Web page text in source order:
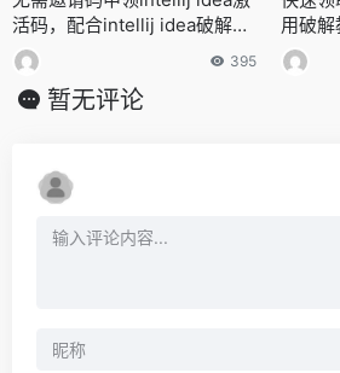
活码，配合intellij idea破解教
程
395
用破解
暂无评论